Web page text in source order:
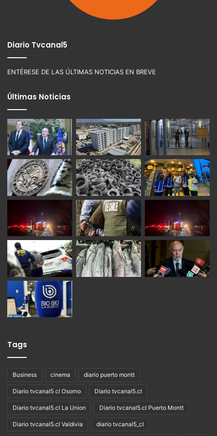
Diario Tvcanal5
ENTÉRESE DE LAS ÚLTIMAS NOTICIAS EN BREVE
Últimas Noticias
Tags
Business cinema diario puerto montt
Diario tvcanal5 cl Osorno Diario tvcanal5.cl
Diario tvcanal5.cl La Union Diario tvcanal5.cl Puerto Montt
Diario tvcanal5.cl Valdivia diario tvcanal5_cl